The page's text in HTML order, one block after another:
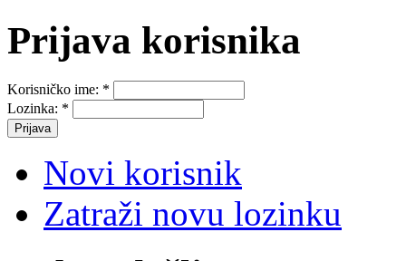
Prijava korisnika
Korisničko ime: *
Lozinka: *
Novi korisnik
Zatraži novu lozinku